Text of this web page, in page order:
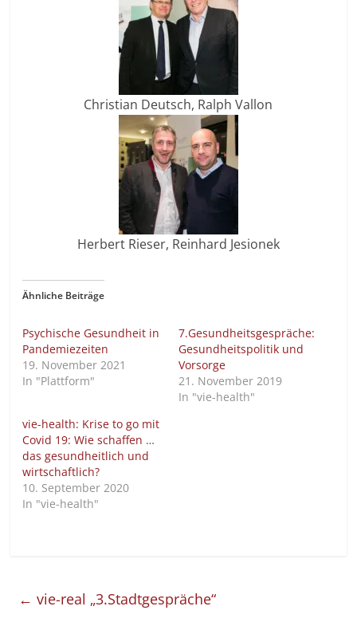
Christian Deutsch, Ralph Vallon
Herbert Rieser, Reinhard Jesionek
Ähnliche Beiträge
Psychische Gesundheit in
Pandemiezeiten
19. November 2021
In "Plattform"
7.Gesundheitsgespräche:
Gesundheitspolitik und
Vorsorge
21. November 2019
In "vie-health"
vie-health: Krise to go mit
Covid 19: Wie schaffen wir
das gesundheitlich und
wirtschaftlich?
10. September 2020
In "vie-health"
← vie-real „3.Stadtgespräche“